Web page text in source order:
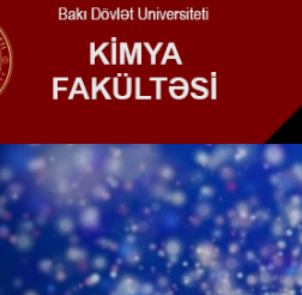
Previous